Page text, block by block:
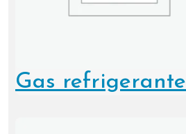
Gas refrigerante